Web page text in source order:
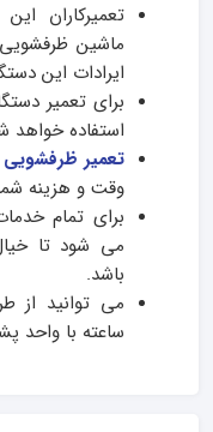
تعمیرکاران
ماشین ظرفشویی
ایرادات این
برای تعمیر
استفاده خواهد
تعمیر ظرفشویی
وقت و هزینه
می شود تا
باشد.
ساعته با واحد